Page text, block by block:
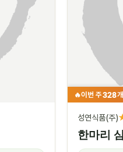
🔥이번 주328
성연식품(주)
한마리